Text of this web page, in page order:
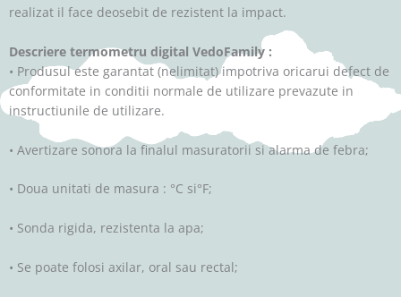
realizat il face deosebit de rezistent la impact.
Descriere termometru digital VedoFamily :
• Produsul este garantat (nelimitat) impotriva oricarui defect de
conformitate in conditii normale de utilizare prevazute in
instructiunile de utilizare.
• Avertizare sonora la finalul masuratorii si alarma de febra;
• Doua unitati de masura : °C si°F;
• Sonda rigida, rezistenta la apa;
• Se poate folosi axilar, oral sau rectal;